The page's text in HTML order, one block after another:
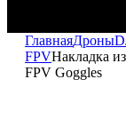
ГлавнаяДроны
FPVНакладка
FPV Goggles